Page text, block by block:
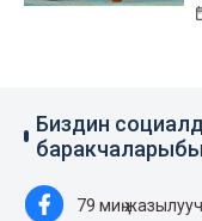
Биздин
79 миң